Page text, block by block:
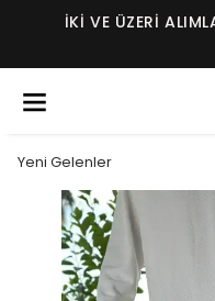
İKI VE ÜZERI
Yeni Gelenler